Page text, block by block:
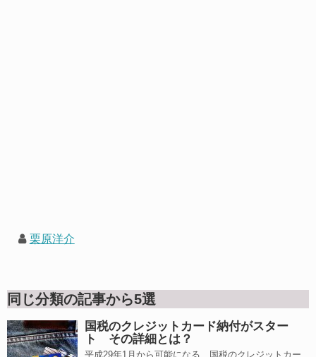
栗原洋介
同じ分類の記事から5選
国税のクレジットカード納付がスター
ト その詳細とは？
平成29年1月から可能になる、国税のクレジットカー